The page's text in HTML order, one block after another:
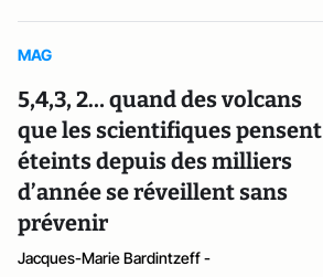
MAG
5,4,3, 2… quand des volcans
que les scientifiques pensent
éteints depuis des milliers
d’année se réveillent sans
prévenir
Jacques-Marie Bardintzeff -